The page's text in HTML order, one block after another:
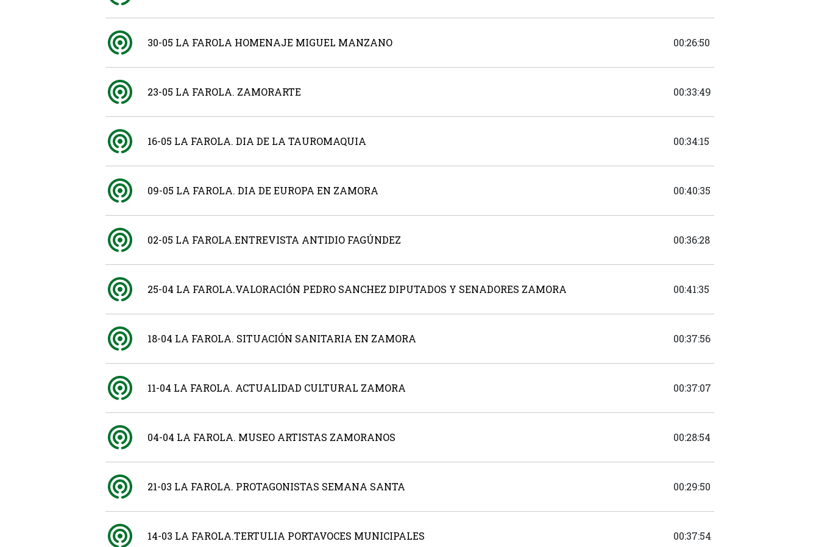
30-05 LA FAROLA HOMENAJE MIGUEL MANZANO 00:26:50
23-05 LA FAROLA. ZAMORARTE 00:33:49
16-05 LA FAROLA. DIA DE LA TAUROMAQUIA 00:34:15
09-05 LA FAROLA. DIA DE EUROPA EN ZAMORA 00:40:35
02-05 LA FAROLA.ENTREVISTA ANTIDIO FAGÚNDEZ 00:36:28
25-04 LA FAROLA.VALORACIÓN PEDRO SANCHEZ DIPUTADOS Y SENADORES ZAMORA 00:41:35
18-04 LA FAROLA. SITUACIÓN SANITARIA EN ZAMORA 00:37:56
11-04 LA FAROLA. ACTUALIDAD CULTURAL ZAMORA 00:37:07
04-04 LA FAROLA. MUSEO ARTISTAS ZAMORANOS 00:28:54
21-03 LA FAROLA. PROTAGONISTAS SEMANA SANTA 00:29:50
14-03 LA FAROLA.TERTULIA PORTAVOCES MUNICIPALES 00:37:54